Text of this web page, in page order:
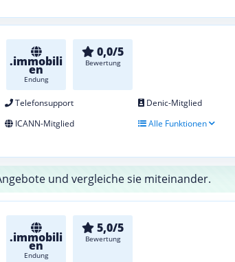
.immobili
en
Endung
0,0/5
Bewertung
Telefonsupport
Denic-Mitglied
ICANN-Mitglied
Alle Funktionen
und vergleiche sie miteinander.
.immobili
en
Endung
5,0/5
Bewertung